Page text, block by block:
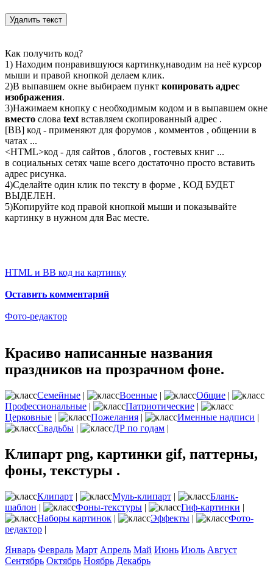
Как получить код?
1) Находим понравившуюся картинку,наводим на неё курсор
мыши и правой кнопкой делаем клик.
2)В выпавшем окне выбираем пункт копировать адрес
изображения.
3)Нажимаем кнопку с необходимым кодом и в выпавшем окне
вместо слова text вставляем скопированный адрес .
[BB] код - применяют для форумов , комментов , общении в
чатах ...
<HTML>код - для сайтов , блогов , гостевых книг ...
в социальных сетях чаше всего достаточно просто вставить
адрес рисунка.
4)Сделайте один клик по тексту в форме , КОД БУДЕТ
ВЫДЕЛЕН.
5)Копируйте код правой кнопкой мыши и показывайте
картинку в нужном для Вас месте.
HTML и BB код на картинку
Оставить комментарий
Фото-редактор
Красиво написанные названия
праздников на прозрачном фоне.
Семейные | Военные | Общие |
Профессиональные | Патриотические |
Церковные | Пожелания | Именные надписи |
Свадьбы | ДР по годам |
Клипарт png, картинки gif, паттерны,
фоны, текстуры .
Клипарт | Муль-клипарт |
Бланк-
шаблон | Фоны-текстуры | Гиф-картинки |
Наборы картинок | Эффекты |
Фото-
редактор |
Январь Февраль Март Апрель Май Июнь Июль Август
Сентябрь Октябрь Ноябрь Декабрь